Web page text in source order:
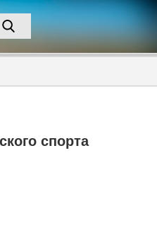
спорта